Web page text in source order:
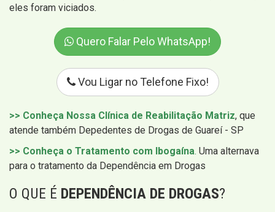
eles foram viciados.
Quero Falar Pelo WhatsApp!
Vou Ligar no Telefone Fixo!
>> Conheça Nossa Clínica de Reabilitação Matriz, que
atende também Depedentes de Drogas de Guareí - SP
>> Conheça o Tratamento com Ibogaína. Uma alternava
para o tratamento da Dependência em Drogas
O QUE É DEPENDÊNCIA DE DROGAS?